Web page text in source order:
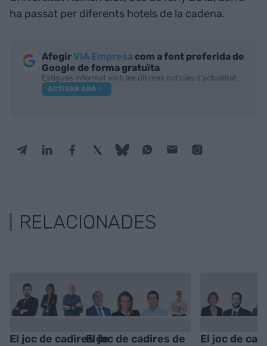
ha passat per diferents hotels de la cadena.
AfegirVIA Empresa com a font preferida de
Google de forma gratuïta
Estigues informat amb les últimes notícies d'actualitat
ACTIVAR ARA
RELACIONADES
El joc de cadires deEl joc de cadires de
El joc de